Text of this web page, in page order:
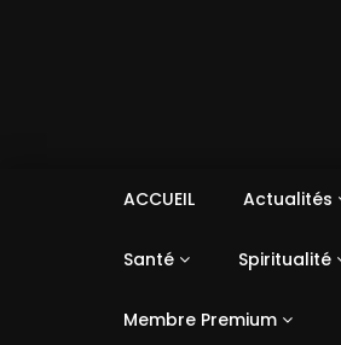
ACCUEIL Actualités
Santé Spiritualité
Membre Premium